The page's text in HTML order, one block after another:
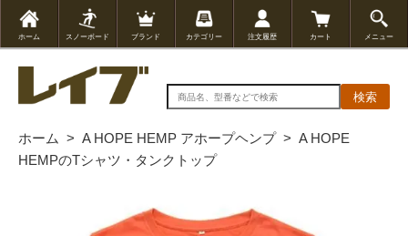
ホーム スノーボード ブランド カテゴリー 注文履歴 カート メニュー
検索
ホーム > A HOPE HEMP アホープヘンプ> A HOPE
HEMPのTシャツ・タンクトップ